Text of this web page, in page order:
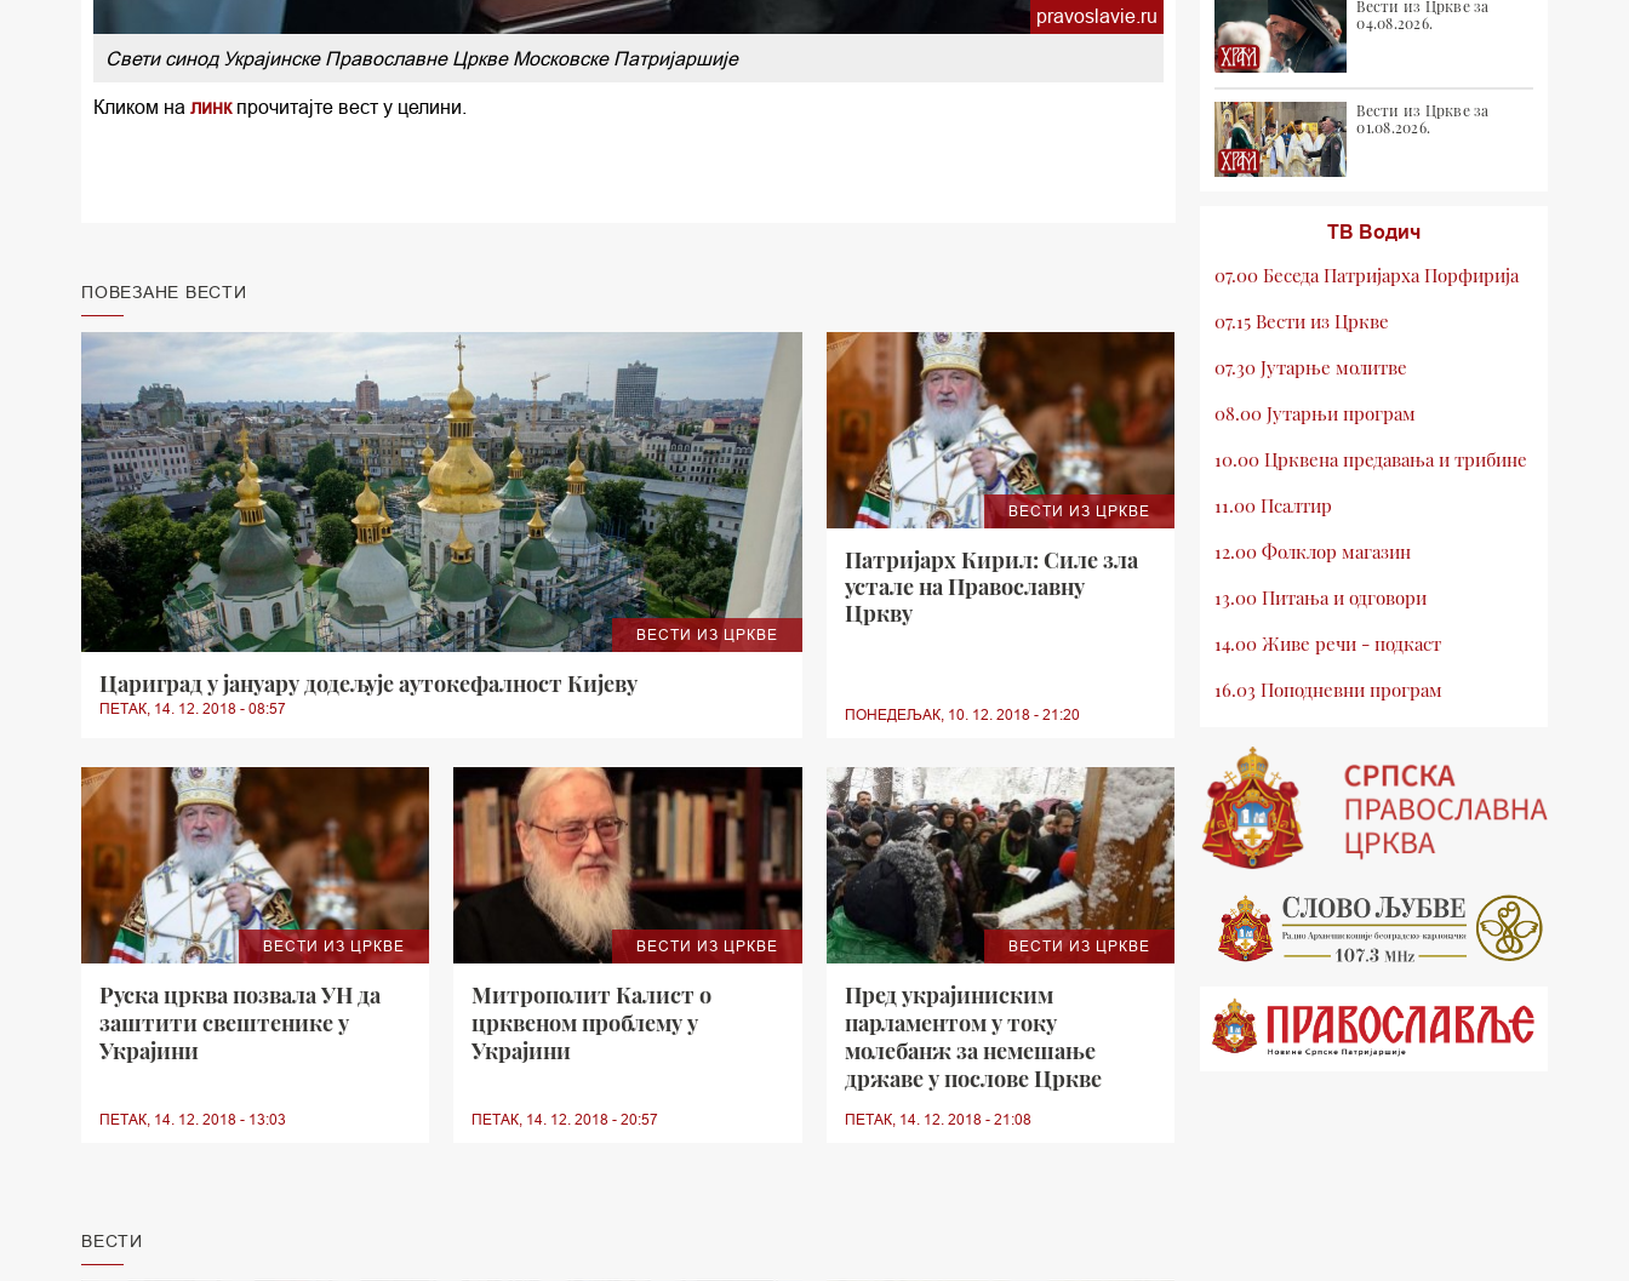
pravoslavie.ru
Свети синод Украјинске Православне Цркве Московске Патриjаршиjе
Кликом на линк прочитајте вест у целини.
ПОВЕЗАНЕ ВЕСТИ
ВЕСТИ ИЗ ЦРКВЕ
Цариград у јануару додељује аутокефалност Кијеву
ПЕТАК, 14. 12. 2018 - 08:57
ВЕСТИ ИЗ ЦРКВЕ
Патријарх Кирил: Силе зла
устале на Православну
Цркву
ПОНЕДЕЉАК, 10. 12. 2018 - 21:20
ВЕСТИ ИЗ ЦРКВЕ
Руска црква позвала УН да
заштити свештенике у
Украјини
ПЕТАК, 14. 12. 2018 - 13:03
ВЕСТИ ИЗ ЦРКВЕ
Митрополит Калист о
црквеном проблему у
Украјини
ПЕТАК, 14. 12. 2018 - 20:57
ВЕСТИ ИЗ ЦРКВЕ
Пред украјиниским
парламентом у току
молебанж за немешање
државе у послове Цркве
ПЕТАК, 14. 12. 2018 - 21:08
ВЕСТИ
Вести из Цркве за
04.08.2026.
Вести из Цркве за
01.08.2026.
ТВ Водич
07.00 Беседа Патријарха Порфирија
07.15 Вести из Цркве
07.30 Јутарње молитве
08.00 Јутарњи програм
10.00 Црквена предавања и трибине
11.00 Псалтир
12.00 Фолклор магазин
13.00 Питања и одговори
14.00 Живе речи - подкаст
16.03 Поподневни програм
19.03 Млади у Цркви
19.30 Вечерње молитве
20.00 Вести из Цркве
20.15 Реч архијереја
20.30 Хроника Архиепископије
21.03 Врлинослов
22.03 Црквена предавања и трибине